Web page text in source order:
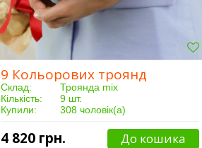
9 Кольорових троянд
Склад:
Троянда mix
Кількість:
9 шт.
Купили:
308 чоловік(а)
4 820 грн. До кошика